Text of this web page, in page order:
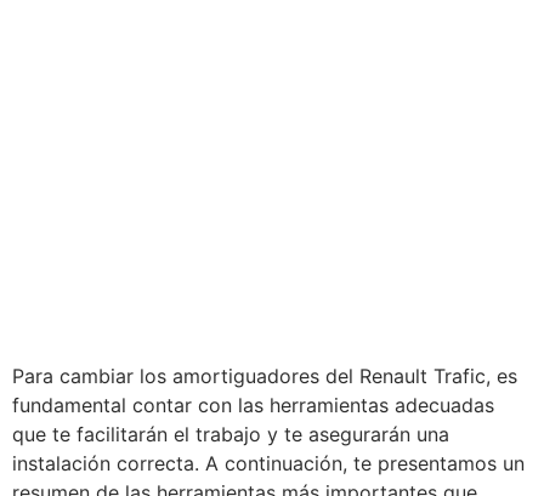
Para cambiar los amortiguadores del Renault Trafic, es
fundamental contar con las herramientas adecuadas
que te facilitarán el trabajo y te asegurarán una
instalación correcta. A continuación, te presentamos un